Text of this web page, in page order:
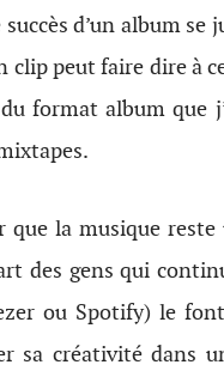
d’un album se
clip peut faire dire à
format album que
que la musique
des gens qui
ou Spotify) le
sa créativité dans